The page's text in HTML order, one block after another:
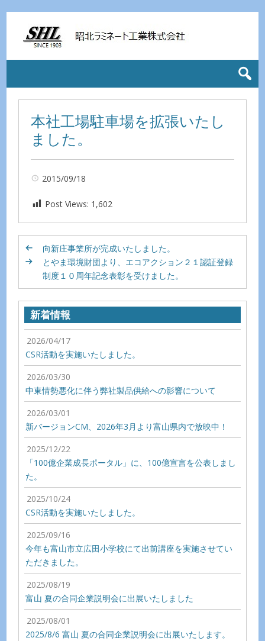
本社工場駐車場を拡張いたし
ました。
2015/09/18
Post Views: 1,602
向新庄事業所が完成いたしました。
とやま環境財団より、エコアクション２１認証登録
制度１０周年記念表彰を受けました。
新着情報
2026/04/17
CSR活動を実施いたしました。
2026/03/30
中東情勢悪化に伴う弊社製品供給への影響について
2026/03/01
新バージョンCM、2026年3月より富山県内で放映中！
2025/12/22
「100億企業成長ポータル」に、100億宣言を公表しまし
た。
2025/10/24
CSR活動を実施いたしました。
2025/09/16
今年も富山市立広田小学校にて出前講座を実施させてい
ただきました。
2025/08/19
富山 夏の合同企業説明会に出展いたしました
2025/08/01
2025/8/6 富山 夏の合同企業説明会に出展いたします。